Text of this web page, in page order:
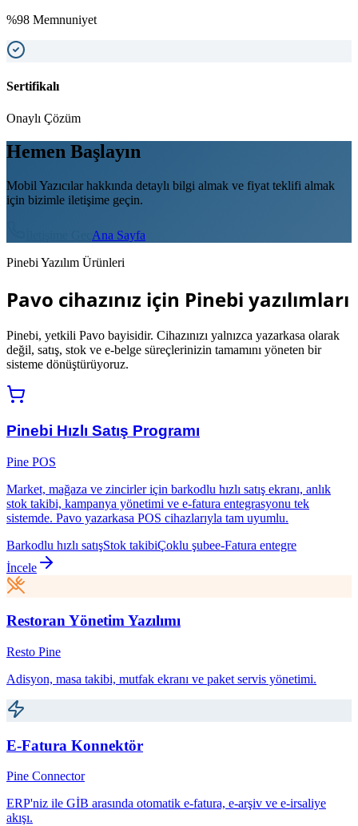
%98 Memnuniyet
Sertifikalı
Onaylı Çözüm
Hemen Başlayın
Mobil Yazıcılar hakkında detaylı bilgi almak ve fiyat teklifi almak
için bizimle iletişime geçin.
Ana Sayfa
Pinebi Yazılım Ürünleri
Pavo cihazınız için Pinebi yazılımları
Pinebi, yetkili Pavo bayisidir. Cihazınızı yalnızca yazarkasa olarak
değil, satış, stok ve e-belge süreçlerinizin tamamını yöneten bir
sisteme dönüştürüyoruz.
Pinebi Hızlı Satış Programı
Pine POS
Market, mağaza ve zincirler için barkodlu hızlı satış ekranı, anlık
stok takibi, kampanya yönetimi ve e-fatura entegrasyonu tek
sistemde. Pavo yazarkasa POS cihazlarıyla tam uyumlu.
Barkodlu hızlı satışStok takibiÇoklu şubee-Fatura entegre
İncele
Restoran Yönetim Yazılımı
Resto Pine
Adisyon, masa takibi, mutfak ekranı ve paket servis yönetimi.
E-Fatura Konnektör
Pine Connector
ERP'niz ile GİB arasında otomatik e-fatura, e-arşiv ve e-irsaliye
akışı.